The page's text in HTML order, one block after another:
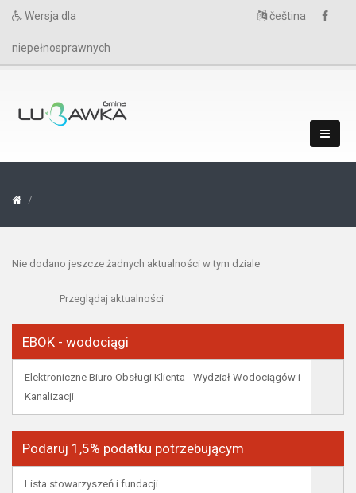
Wersja dla
niepełnosprawnych
čeština
Nie dodano jeszcze żadnych aktualności w tym dziale
Przeglądaj aktualności
EBOK - wodociągi
Elektroniczne Biuro Obsługi Klienta - Wydział Wodociągów i
Kanalizacji
Podaruj 1,5% podatku potrzebującym
Lista stowarzyszeń i fundacji